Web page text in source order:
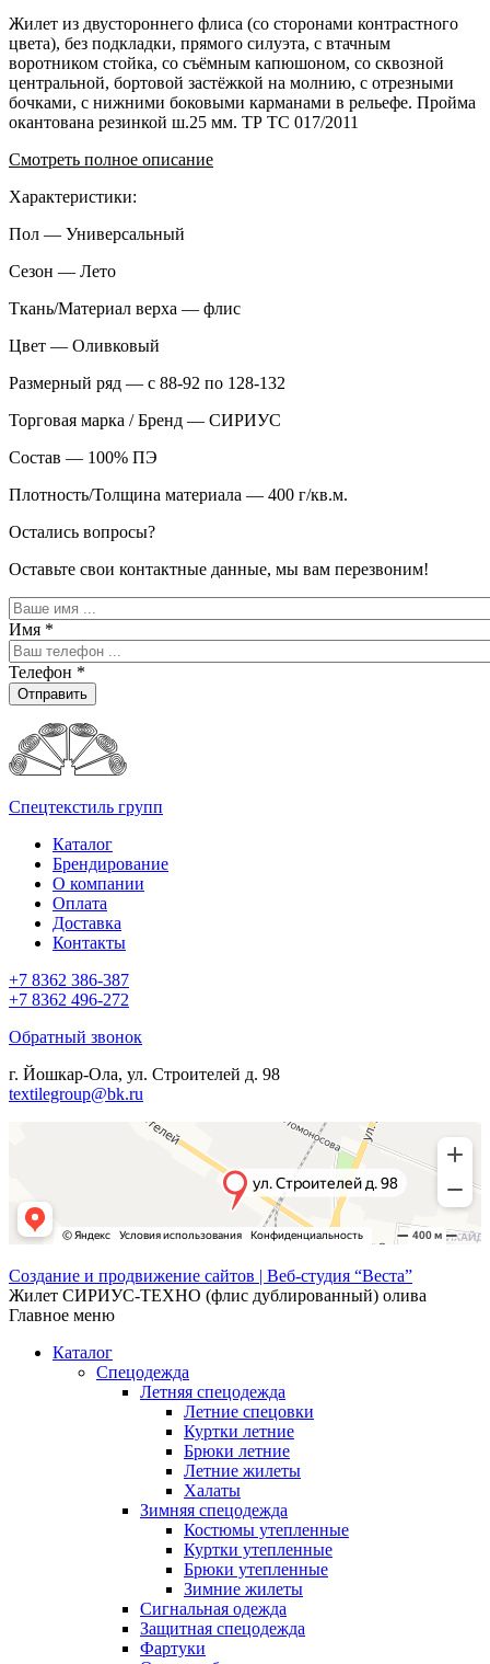
Жилет из двустороннего флиса (со сторонами контрастного
цвета), без подкладки, прямого силуэта, с втачным
воротником стойка, со съёмным капюшоном, со сквозной
центральной, бортовой застёжкой на молнию, с отрезными
бочками, с нижними боковыми карманами в рельефе. Пройма
окантована резинкой ш.25 мм. ТР ТС 017/2011
Смотреть полное описание
Характеристики:
Пол — Универсальный
Сезон — Лето
Ткань/Материал верха — флис
Цвет — Оливковый
Размерный ряд — с 88-92 по 128-132
Торговая марка / Бренд — СИРИУС
Состав — 100% ПЭ
Плотность/Толщина материала — 400 г/кв.м.
Остались вопросы?
Оставьте свои контактные данные, мы вам перезвоним!
Имя *
Телефон *
Отправить
Спецтекстиль групп
Каталог
Брендирование
О компании
Оплата
Доставка
Контакты
+7 8362 386-387
+7 8362 496-272
Обратный звонок
г. Йошкар-Ола, ул. Строителей д. 98
textilegroup@bk.ru
Создание и продвижение сайтов | Веб-студия “Веста”
Жилет СИРИУС-ТЕХНО (флис дублированный) олива
Главное меню
Каталог
Спецодежда
Летняя спецодежда
Летние спецовки
Куртки летние
Брюки летние
Летние жилеты
Халаты
Зимняя спецодежда
Костюмы утепленные
Куртки утепленные
Брюки утепленные
Зимние жилеты
Сигнальная одежда
Защитная спецодежда
Фартуки